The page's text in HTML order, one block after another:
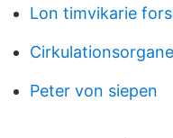
Lon timvikarie
Peter von siepen